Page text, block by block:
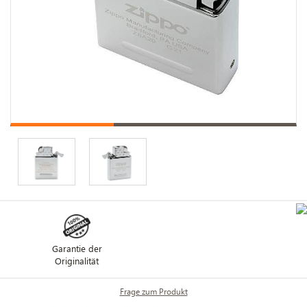
Garantie der
Originalität
Frage zum Produkt